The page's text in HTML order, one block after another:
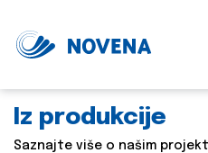
Iz produkcije
Saznajte više o našim